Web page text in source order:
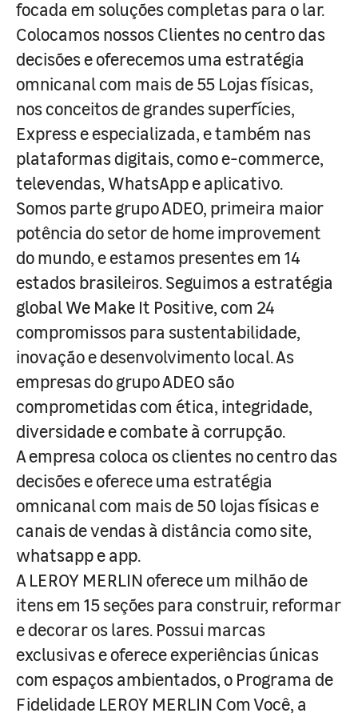
focada em soluções completas para o lar.
Colocamos nossos Clientes no centro das
decisões e oferecemos uma estratégia
omnicanal com mais de 55 Lojas físicas,
nos conceitos de grandes superfícies,
Express e especializada, e também nas
plataformas digitais, como e-commerce,
televendas, WhatsApp e aplicativo.
Somos parte grupo ADEO, primeira maior
potência do setor de home improvement
do mundo, e estamos presentes em 14
estados brasileiros. Seguimos a estratégia
global We Make It Positive, com 24
compromissos para sustentabilidade,
inovação e desenvolvimento local. As
empresas do grupo ADEO são
comprometidas com ética, integridade,
diversidade e combate à corrupção.
A empresa coloca os clientes no centro das
decisões e oferece uma estratégia
omnicanal com mais de 50 lojas físicas e
canais de vendas à distância como site,
whatsapp e app.
A LEROY MERLIN oferece um milhão de
itens em 15 seções para construir, reformar
e decorar os lares. Possui marcas
exclusivas e oferece experiências únicas
com espaços ambientados, o Programa de
Fidelidade LEROY MERLIN Com Você, a